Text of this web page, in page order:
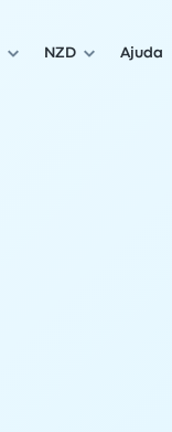
NZD Ajuda